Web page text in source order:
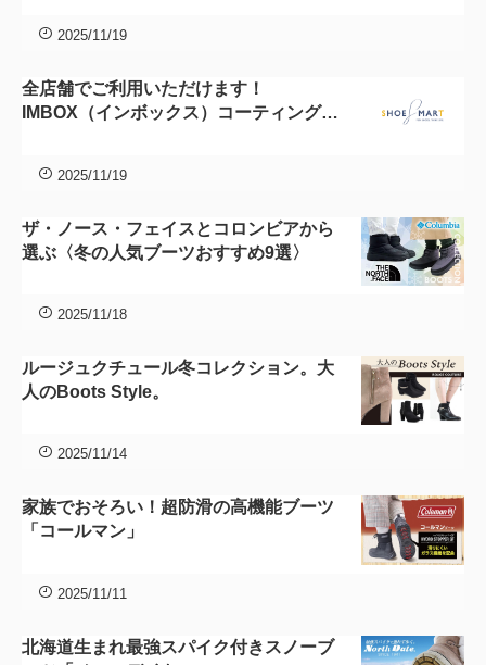
2025/11/19
全店舗でご利用いただけます！
IMBOX（インボックス）コーティング加
2025/11/19
ザ・ノース・フェイスとコロンビアから
選ぶ〈冬の人気ブーツおすすめ9選〉
2025/11/18
ルージュクチュール冬コレクション。大
人のBoots Style。
2025/11/14
家族でおそろい！超防滑の高機能ブーツ
「コールマン」
2025/11/11
北海道生まれ最強スパイク付きスノーブ